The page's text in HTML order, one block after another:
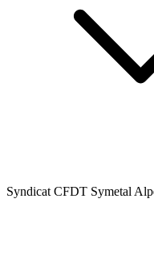
Syndicat CFDT Symetal